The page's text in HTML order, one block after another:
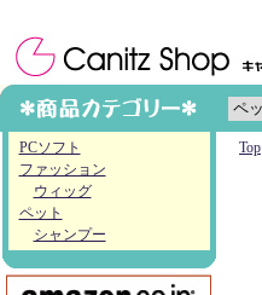
PCソフト
ファッション
ウィッグ
ペット
シャンプー
Top